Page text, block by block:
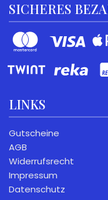
SICHERES
LINKS
Gutscheine
AGB
Widerrufsrecht
Impressum
Datenschutz